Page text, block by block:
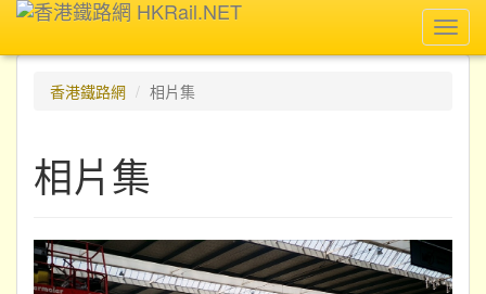
香港鐵路網
相片集
相片集